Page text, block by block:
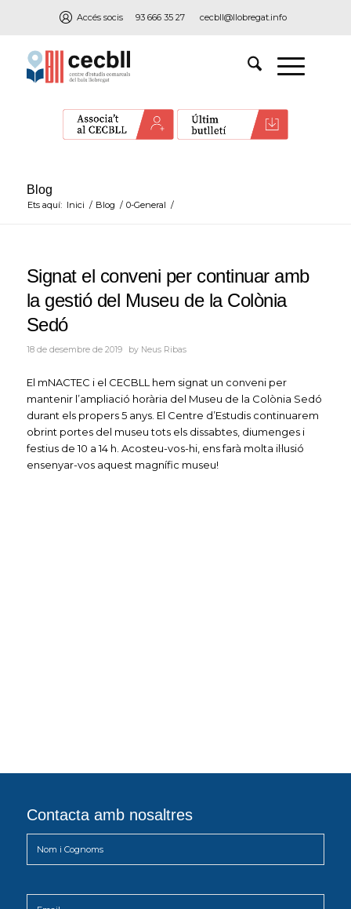
Accés socis 93 666 35 27 cecbll@llobregat.info
Blog
Ets aquí: Inici / Blog / 0-General /
Signat el conveni per continuar amb
la gestió del Museu de la Colònia
Sedó
18 de desembre de 2019 by Neus Ribas
El mNACTEC i el CECBLL hem signat un conveni per
mantenir l’ampliació horària del Museu de la Colònia Sedó
durant els propers 5 anys. El Centre d’Estudis continuarem
obrint portes del museu tots els dissabtes, diumenges i
festius de 10 a 14 h. Acosteu-vos-hi, ens farà molta il·lusió
ensenyar-vos aquest magnífic museu!
Contacta amb nosaltres